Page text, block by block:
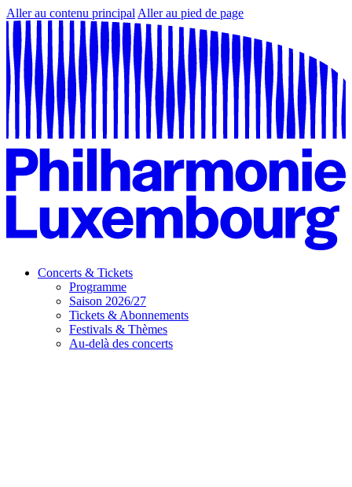
Aller au contenu principal Aller au pied de page
Concerts & Tickets
Programme
Saison 2026/27
Tickets & Abonnements
Festivals & Thèmes
Au-delà des concerts